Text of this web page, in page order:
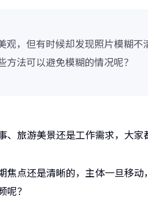
观，但有时候却发现照片模糊不
法可以避免模糊的情况呢？
旅游美景还是工作需求，大家
点还是清晰的，主体一旦移
呢？